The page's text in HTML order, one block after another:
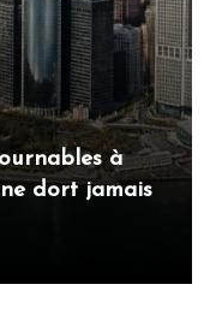
à
dort jamais